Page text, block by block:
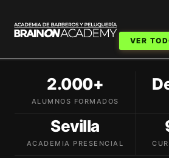
contenido
VER
2.000+
ALUMNOS FORMADOS
Sevilla
ACADEMIA PRESENCIAL